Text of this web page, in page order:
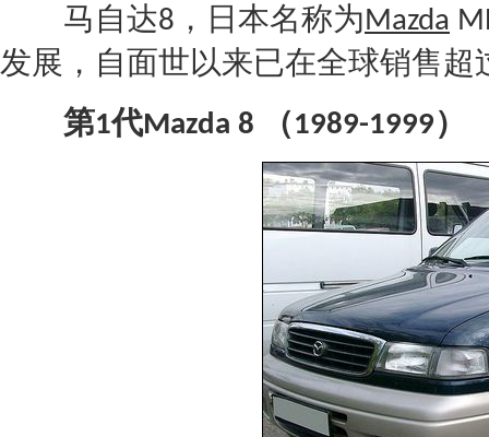
马自达8 ，日本名称为Mazda
发展，自面世以来已在全球销售超
第1代Mazda 8 （1989-1999）